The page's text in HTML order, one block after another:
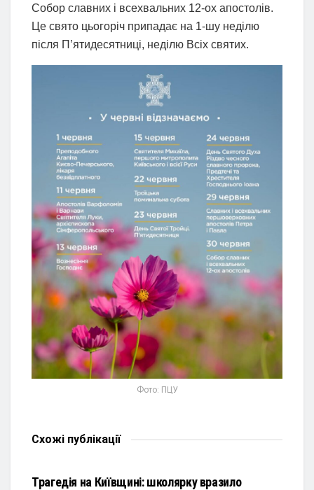
Собор славних і всехвальних 12-ох апостолів.
Це свято цьогоріч припадає на 1-шу неділю
після П’ятидесятниці, неділю Всіх святих.
Фото: ПЦУ
Схожі публікації
Трагедія на Київщині: школярку вразило